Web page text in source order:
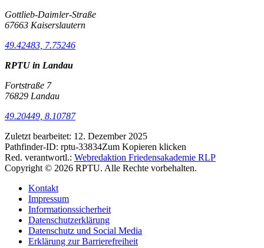
Gottlieb-Daimler-Straße
67663 Kaiserslautern
49.42483, 7.75246
RPTU in Landau
Fortstraße 7
76829 Landau
49.20449, 8.10787
Zuletzt bearbeitet: 12. Dezember 2025
Pathfinder-ID: rptu-33834Zum Kopieren klicken
Red. verantwortl.: Webredaktion Friedensakademie RLP
Copyright © 2026 RPTU. Alle Rechte vorbehalten.
Kontakt
Impressum
Informationssicherheit
Datenschutzerklärung
Datenschutz und Social Media
Erklärung zur Barrierefreiheit